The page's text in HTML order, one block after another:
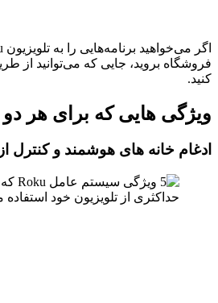
فروشگاه بروید، جایی که می‌توانید از
کنید.
ویژگی هایی که برای هر
ادغام خانه های هوشمند و کنترل